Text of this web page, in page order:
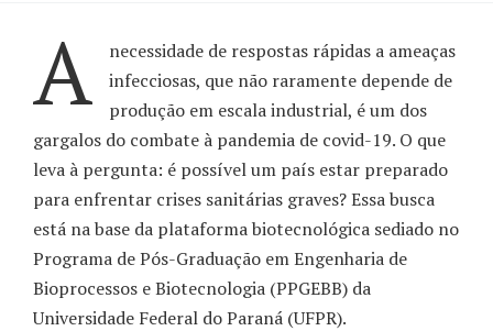
A
necessidade de respostas rápidas a ameaças
infecciosas, que não raramente depende de
produção em escala industrial, é um dos
gargalos do combate à pandemia de covid-19. O que
leva à pergunta: é possível um país estar preparado
para enfrentar crises sanitárias graves? Essa busca
está na base da plataforma biotecnológica sediado no
Programa de Pós-Graduação em Engenharia de
Bioprocessos e Biotecnologia (PPGEBB) da
Universidade Federal do Paraná (UFPR).